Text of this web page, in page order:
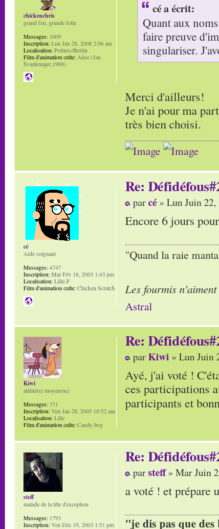
cé a écrit:
Quant aux
faire preuve
singulariser.
Merci d'ailleurs!
Je n'ai pour ma
très bien choisi.
chickenchris
grand fou, grande folle
Messages: 1009
Inscription:Lun Jan 28, 2008 2:06 am
Localisation:Poitiers/Berlin
Film d'animation culte:Alice (Jan
Švankmajer,1988)
Re:
parcé » Lun Juin
Encore 6 jours
"Quand la raie
Les fourmis
Astral
cé
Aide soignant
Messages:4747
Inscription:Mar Fév 18, 2003 1:43 pm
Localisation:Lille-F
Film d'animation culte:Chicken Scratch
Re:
parKiwi » Lun Juin
Ayé, j'ai voté !
ces participations
participants et
Kiwi
aliéné(e) moyen(ne)
Messages:371
Inscription:Ven Jan 28, 2005 10:52 am
Localisation:Lille
Film d'animation culte:Candy-boy
Re:
parsteff» Mar Juin
a voté ! et prépare
"je dis pas que
steff
malade de la tête d'exception
Messages: 1793
Inscription:Ven Déc 19, 2003 1:51 pm